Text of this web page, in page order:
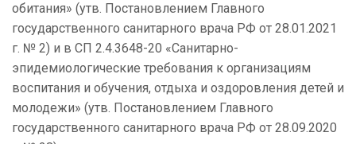
обитания» (утв. Постановлением Главного
государственного санитарного врача РФ от 28.01.2021
г. № 2) и в СП 2.4.3648-20 «Санитарно-
эпидемиологические требования к организациям
воспитания и обучения, отдыха и оздоровления детей и
молодежи» (утв. Постановлением Главного
государственного санитарного врача РФ от 28.09.2020